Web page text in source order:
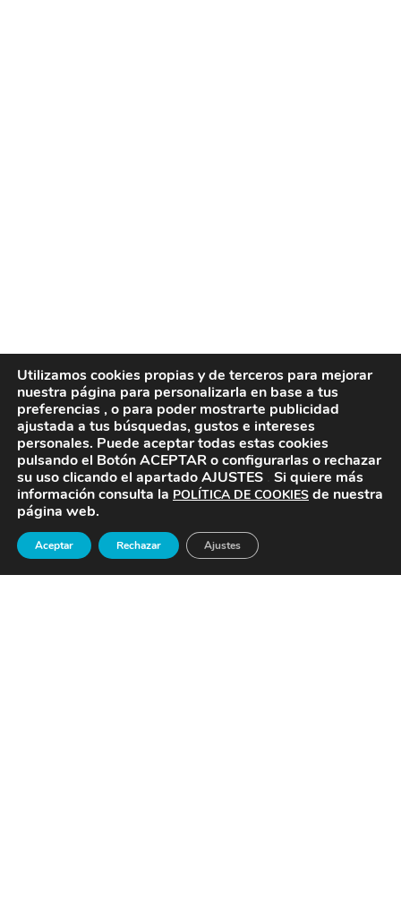
Utilizamos cookies propias y de terceros para mejorar
nuestra página para personalizarla en base a tus
preferencias , o para poder mostrarte publicidad
ajustada a tus búsquedas, gustos e intereses
personales. Puede aceptar todas estas cookies
pulsando el Botón ACEPTARo configurarlas o rechazar
su uso clicando el apartado AJUSTES Si quiere más
información consulta la POLÍTICA DE COOKIES de nuestra
página web.
Aceptar Rechazar Ajustes